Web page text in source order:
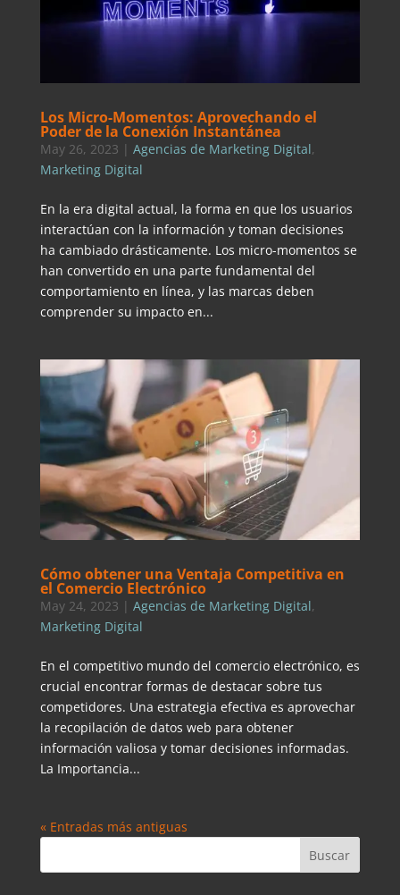
Los Micro-Momentos: Aprovechando el
Poder de la Conexión Instantánea
May 26, 2023 | Agencias de Marketing Digital,
Marketing Digital
En la era digital actual, la forma en que los usuarios
interactúan con la información y toman decisiones
ha cambiado drásticamente. Los micro-momentos se
han convertido en una parte fundamental del
comportamiento en línea, y las marcas deben
comprender su impacto en...
Cómo obtener una Ventaja Competitiva en
el Comercio Electrónico
May 24, 2023 | Agencias de Marketing Digital,
Marketing Digital
En el competitivo mundo del comercio electrónico, es
crucial encontrar formas de destacar sobre tus
competidores. Una estrategia efectiva es aprovechar
la recopilación de datos web para obtener
información valiosa y tomar decisiones informadas.
La Importancia...
« Entradas más antiguas